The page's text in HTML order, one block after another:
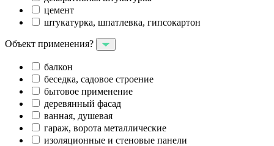
цемент
штукатурка, шпатлевка, гипсокартон
Объект применения?
балкон
беседка, садовое строение
бытовое применение
деревянный фасад
ванная, душевая
гараж, ворота металлические
изоляционные и стеновые панели